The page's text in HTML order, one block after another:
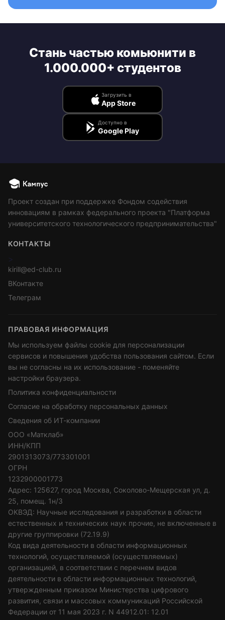
Стань частью комьюнити в
1.000.000+ студентов
Загрузить в
App Store
Доступно в
Google Play
Проект создан при поддержке Фондом содействия
инновациям в рамках федерального проекта "Платформа
университетского технологического предпринимательства"
КОНТАКТЫ
>
kirill@ed-club.ru
ВКонтакте
Телеграм
ПРАВОВАЯ ИНФОРМАЦИЯ
Мы используем файлы cookie для персонализации
сервисов и повышения удобства пользования сайтом. Если
вы не согласны на их использование - поменяйте
настройки браузера.
Политика конфиденциальности
Согласие на обработку персональных данных
Сведения об ИТ-компании
ООО «Матклаб»
ИНН/КПП
2901313073/773301001
ОГРН
1232900001773
Адрес: 125627, город Москва, Соколово-Мещерская ул, д.
25, помещ. 1н/3
ОКВЭД: Научные исследования и разработки в области
естественных и технических наук прочие, не включенные в
другие группировки (72.19.9)
Код вида деятельности в области информационных
технологий, осуществляемой (осуществляемых)
организацией, в соответствии с перечнем видов
деятельности в области информационных технологий,
утвержденным приказом Министерства цифрового
развития, связи и массовых коммуникаций Российской
Федерации от 11 мая 2023 г. N 44912.01: 12.01